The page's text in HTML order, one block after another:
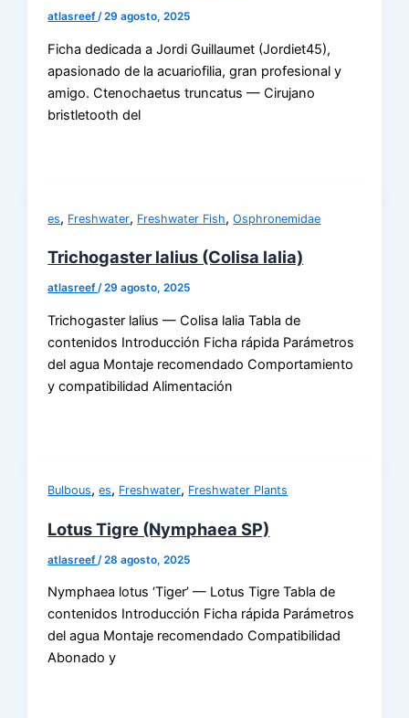
atlasreef/29 agosto, 2025
Ficha dedicada a Jordi Guillaumet (Jordiet45),
apasionado de la acuariofilia, gran profesional y
amigo. Ctenochaetus truncatus — Cirujano
bristletooth del
es, Freshwater, Freshwater Fish,Osphronemidae
Trichogaster lalius (Colisa lalia)
atlasreef/29 agosto, 2025
Trichogaster lalius — Colisa lalia Tabla de
contenidos Introducción Ficha rápida Parámetros
del agua Montaje recomendado Comportamiento
y compatibilidad Alimentación
Bulbous,es, Freshwater, Freshwater Plants
Lotus Tigre (Nymphaea SP)
atlasreef /28 agosto, 2025
Nymphaea lotus ‘Tiger’ — Lotus Tigre Tabla de
contenidos Introducción Ficha rápida Parámetros
del agua Montaje recomendado Compatibilidad
Abonado y